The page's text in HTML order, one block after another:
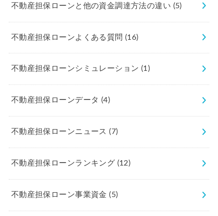
不動産担保ローンと他の資金調達方法の違い (5)
不動産担保ローンよくある質問(16)
不動産担保ローンシミュレーション (1)
不動産担保ローンデータ (4)
不動産担保ローンニュース(7)
不動産担保ローンランキング (12)
不動産担保ローン事業資金(5)